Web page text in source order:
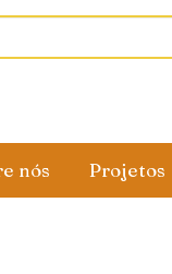
nós Projetos